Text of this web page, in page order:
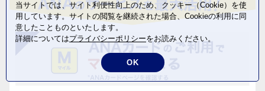
当サイトでは、サイト利便性向上のため、クッキー（Cookie）を使
用しています。サイトの閲覧を継続された場合、Cookieの利用に同
意したことものといたします。
詳細についてはプライバシーポリシーをお読みください。
OK